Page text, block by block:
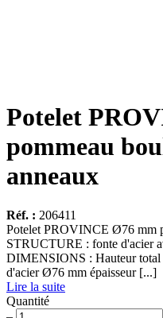
Potelet
pommeau
anneaux
Réf. : 206411
Potelet PROVINCE Ø76 mm
STRUCTURE : fonte d'acier
DIMENSIONS : Hauteur total
d'acier Ø76 mm épaisseur [...]
Lire la suite
Quantité
quantité